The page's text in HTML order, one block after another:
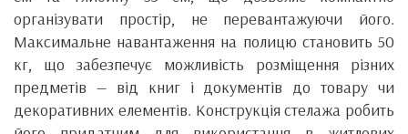
організувати простір, не перевантажуючи його.
Максимальне навантаження на полицю становить 50
кг, що забезпечує можливість розміщення різних
предметів — від книг і документів до товару чи
декоративних елементів. Конструкція стелажа робить